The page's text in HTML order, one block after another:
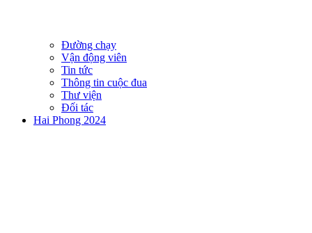
Đường chạy
Vận động viên
Tin tức
Thông tin cuộc đua
Thư viện
Đối tác
Hai Phong 2024